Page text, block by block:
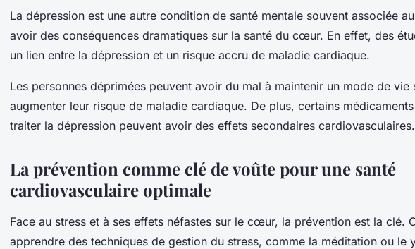
La dépression est une autre condition de santé mentale souvent associée
avoir des conséquences dramatiques sur la santé du cœur. En effet, des
un lien entre la dépression et un risque accru de maladie cardiaque.
Les personnes déprimées peuvent avoir du mal à maintenir un mode de vie
augmenter leur risque de maladie cardiaque. De plus, certains
traiter la dépression peuvent avoir des effets secondaires cardiovasculaires.
La prévention comme clé de voûte pour une santé
cardiovasculaire optimale
Face au stress et à ses effets néfastes sur le cœur, la prévention est la clé.
apprendre des techniques de gestion du stress, comme la méditation ou le